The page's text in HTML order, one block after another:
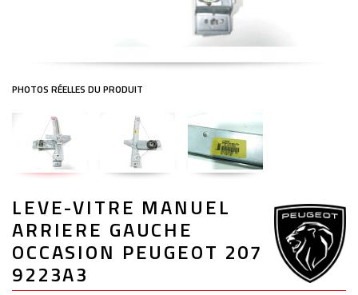
to
the
beginning
of
the
images
gallery
LEVE-VITRE MANUEL
ARRIERE GAUCHE
OCCASION PEUGEOT 207
9223A3